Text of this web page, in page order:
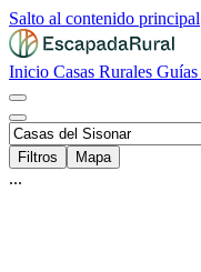
Salto al contenido principal
Inicio Casas Rurales Guías
Filtros
Mapa
...